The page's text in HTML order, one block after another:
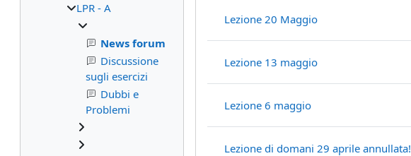
Lezione 20 Maggio
Lezione 13 maggio
Lezione 6 maggio
Lezione di domani 29 aprile annullata!
LPR - A
News forum
Discussione
sugli esercizi
Dubbi e
Problemi